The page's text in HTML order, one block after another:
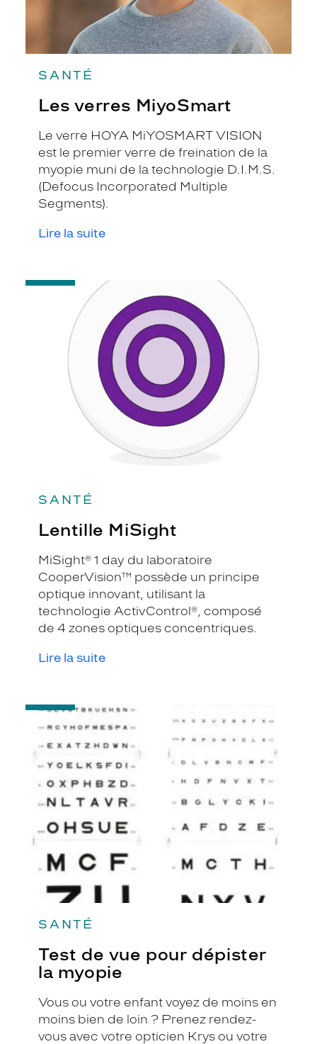
SANTÉ
Les verres MiyoSmart
Le verre HOYA MiYOSMART VISION
est le premier verre de freination de la
myopie muni de la technologie D.I.M.S.
(Defocus Incorporated Multiple
Segments).
Lire la suite
SANTÉ
Lentille MiSight
MiSight® 1 day du laboratoire
CooperVision™ possède un principe
optique innovant, utilisant la
technologie ActivControl®, composé
de 4 zones optiques concentriques.
Lire la suite
-
SANTÉ
Test de vue pour dépister
la myopie
Vous ou votre enfant voyez de moins en
moins bien de loin ? Prenez rendez-
vous avec votre opticien Krys ou votre
-
Test
vue
pour
myopie